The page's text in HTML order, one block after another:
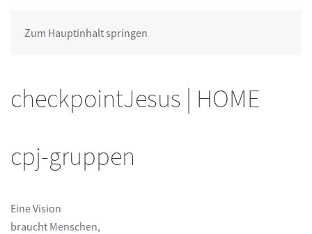
Zum Hauptinhalt springen
checkpointJesus | HOME
cpj-gruppen
Eine Vision
braucht Menschen,